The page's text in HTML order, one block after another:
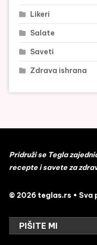
Likeri
Salate
Saveti
Zdrava ishrana
Pridruži se Tegla
recepte i savete za
© 2026 teglas.rs • Sva
PIŠITE MI